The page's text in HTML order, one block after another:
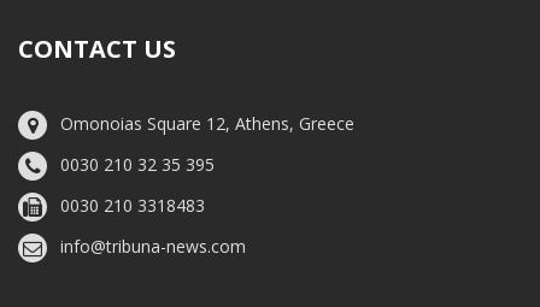
CONTACT US
Omonoias Square 12, Athens, Greece
0030 210 32 35 395
0030 210 3318483
info@tribuna-news.com